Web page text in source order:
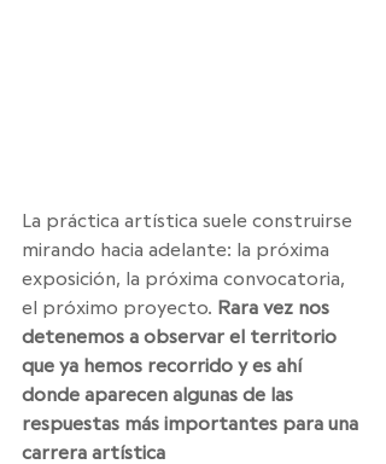
La práctica artística suele construirse
mirando hacia adelante: la próxima
exposición, la próxima convocatoria,
el próximo proyecto. Rara vez nos
detenemos a observar el territorio
que ya hemos recorrido y es ahí
donde aparecen algunas de las
respuestas más importantes para una
carrera artística